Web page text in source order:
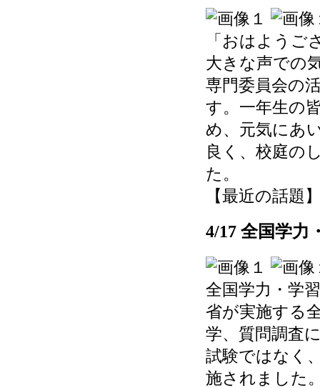
「おはようご
大きな声での
専門委員会の
す。一年生の
め、元気にあ
良く、校庭の
た。
【最近の話題
4/17 全国学力
全国学力・学
省が実施する
学、質問調査
試験ではなく
施されました